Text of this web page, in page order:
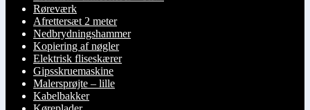
Røreværk
Afrettersæt 2 meter
Nedbrydningshammer
Kopiering af nøgler
Elektrisk fliseskærer
Gipsskruemaskine
Malersprøjte – lille
Kabelbakker